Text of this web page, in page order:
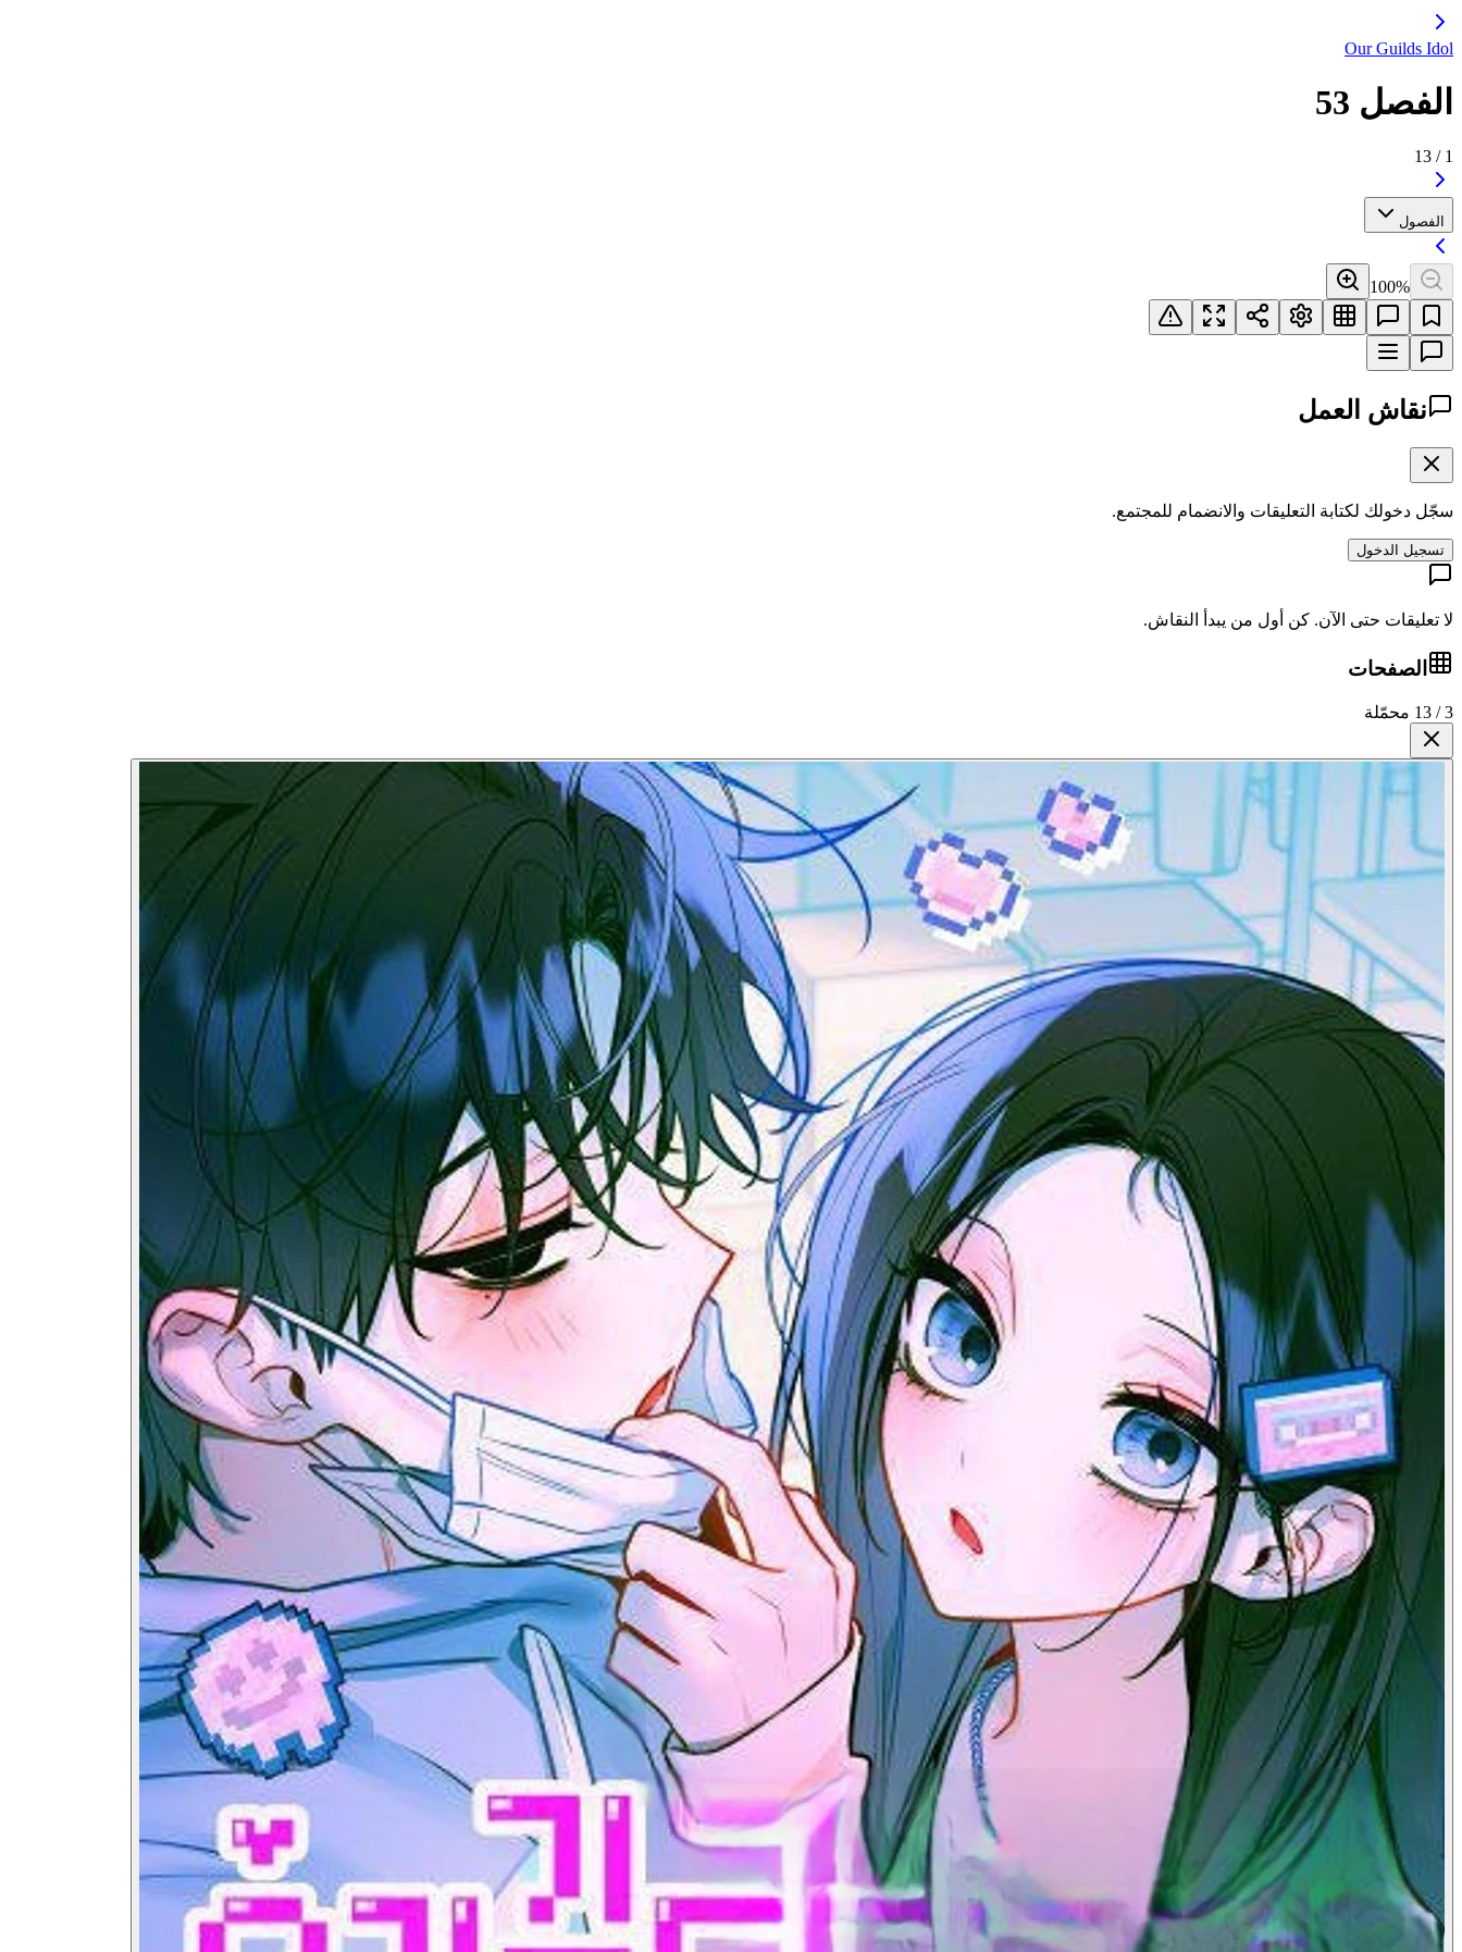
Our Guilds Idol
الفصل 53
1
/
13
الفصول
100%
نقاش العمل
سجّل دخولك لكتابة التعليقات والانضمام للمجتمع.
تسجيل الدخول
لا تعليقات حتى الآن. كن أول من يبدأ النقاش.
الصفحات
3 / 13 محمّلة